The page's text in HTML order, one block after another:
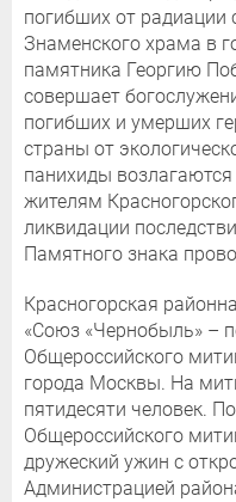
погибших от радиации
Знаменского храма в
памятника Георгию
совершает
погибших и умерших
страны от
панихиды
жителям
ликвидации
Памятного знака
Красногорская
«Союз «Чернобыль» –
Общероссийского
города Москвы. На
пятидесяти человек.
Общероссийского
дружеский ужин с
Администрацией